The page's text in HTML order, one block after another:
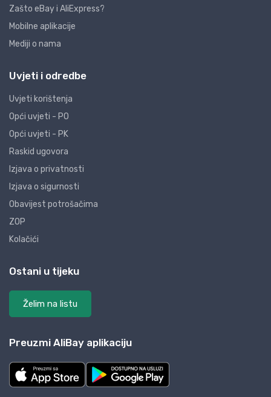
Zašto eBay i AliExpress?
Mobilne aplikacije
Mediji o nama
Uvjeti i odredbe
Uvjeti korištenja
Opći uvjeti - PO
Opći uvjeti - PK
Raskid ugovora
Izjava o privatnosti
Izjava o sigurnosti
Obavijest potrošačima
ZOP
Kolačići
Ostani u tijeku
Želim na listu
Preuzmi AliBay aplikaciju